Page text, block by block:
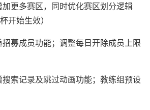
更多赛区，同时优化赛区划分逻辑
开始生效）
募成员功能；调整每日开除成员上限
索记录及跳过动画功能；教练组预设